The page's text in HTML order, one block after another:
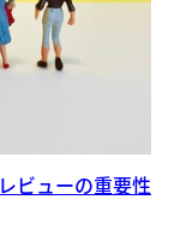
ビューの重要性